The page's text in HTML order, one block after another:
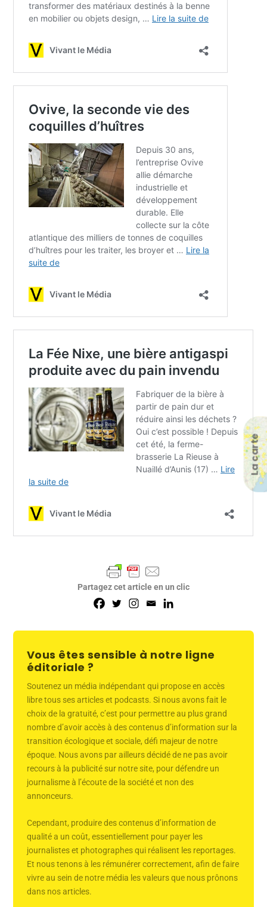
La carte
Partagez cet article en un clic
Vous êtes sensible à notre ligne
éditoriale ?
Soutenez un média indépendant qui propose en accès
libre tous ses articles et podcasts. Si nous avons fait le
choix de la gratuité, c’est pour permettre au plus grand
nombre d’avoir accès à des contenus d’information sur la
transition écologique et sociale, défi majeur de notre
époque. Nous avons par ailleurs décidé de ne pas avoir
recours à la publicité sur notre site, pour défendre un
journalisme à l’écoute de la société et non des
annonceurs.
Cependant, produire des contenus d’information de
qualité a un coût, essentiellement pour payer les
journalistes et photographes qui réalisent les reportages.
Et nous tenons à les rémunérer correctement, afin de faire
vivre au sein de notre média les valeurs que nous prônons
dans nos articles.